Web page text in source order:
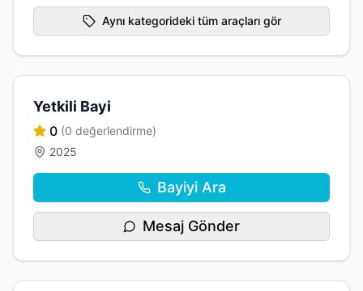
Aynı kategorideki tüm araçları gör
Yetkili Bayi
0 (0 değerlendirme)
2025
Bayiyi Ara
Mesaj Gönder